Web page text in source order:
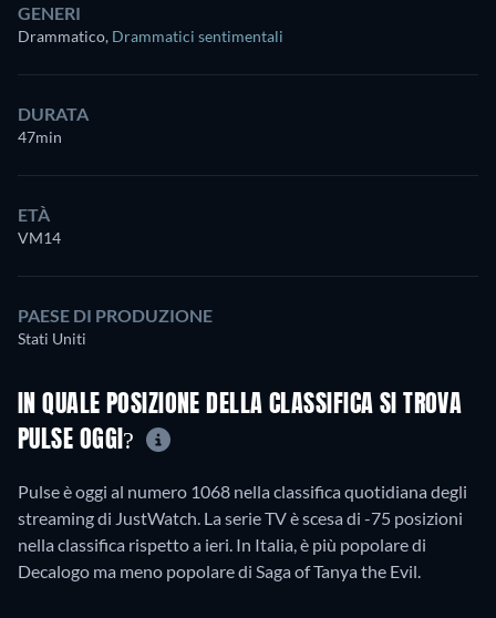
GENERI
Drammatico, Drammatici sentimentali
DURATA
47min
ETÀ
VM14
PAESE DI PRODUZIONE
Stati Uniti
IN QUALE POSIZIONE DELLA CLASSIFICA SI TROVA
PULSE OGGI?
Pulse è oggi al numero 1068 nella classifica quotidiana degli
streaming di JustWatch. La serie TV è scesa di -75 posizioni
nella classifica rispetto a ieri. In Italia, è più popolare di
Decalogo ma meno popolare di Saga of Tanya the Evil.